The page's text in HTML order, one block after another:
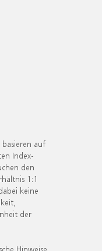
auf
Index-
den
1:1
keine
der